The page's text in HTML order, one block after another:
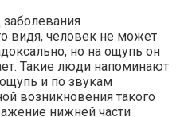
видя, человек не может
но на ощупь он
Такие люди напоминают
и по звукам
возникновения такого
нижней части